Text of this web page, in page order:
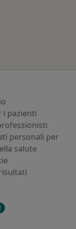
i pazienti
personali per
salute